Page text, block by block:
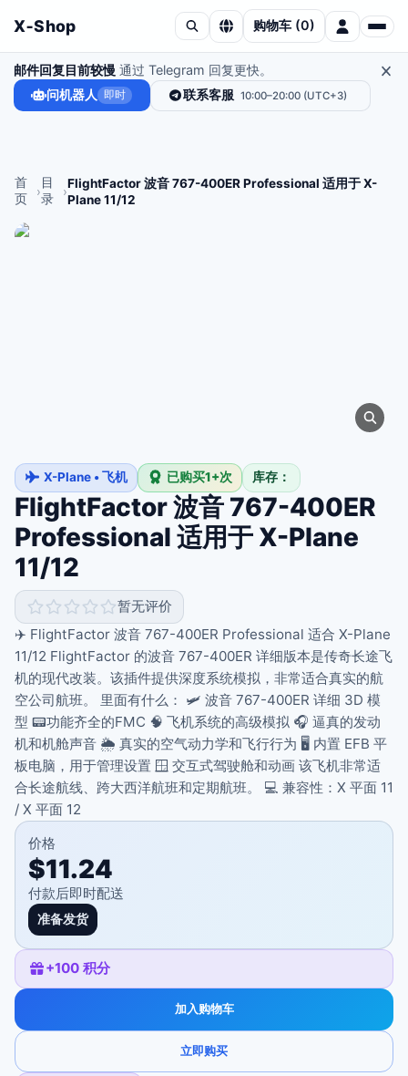
X‑Shop 购物车 (0)
邮件回复目前较慢 通过 Telegram 回复更快。
问机器人 即时 联系客服 10:00–20:00 (UTC+3)
首
页
›
目
录
›
FlightFactor 波音 767-400ER Professional 适用于 X-
Plane 11/12
X-Plane • 飞机 已购买1+次 库存：
FlightFactor 波音 767-400ER
Professional 适用于 X-Plane
11/12
暂无评价
✈️ FlightFactor 波音 767-400ER Professional 适合 X-Plane
11/12 FlightFactor 的波音 767-400ER 详细版本是传奇长途飞
机的现代改装。该插件提供深度系统模拟，非常适合真实的航
空公司航班。 里面有什么： 🛩️ 波音 767-400ER 详细 3D 模
型 📟功能齐全的FMC 🧠 飞机系统的高级模拟 🎧 逼真的发动
机和机舱声音 🌦️ 真实的空气动力学和飞行行为 🖥️ 内置 EFB 平
板电脑，用于管理设置 🪟 交互式驾驶舱和动画 该飞机非常适
合长途航线、跨大西洋航班和定期航班。 💻 兼容性：X 平面 11
/ X 平面 12
价格
$11.24
付款后即时配送
准备发货
+100 积分
加入购物车
立即购买